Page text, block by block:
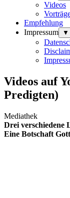
Videos
Empfehlung
Impressum
▼
Videos auf
Predigten)
Mediathek
Drei verschiedene
Eine Botschaft